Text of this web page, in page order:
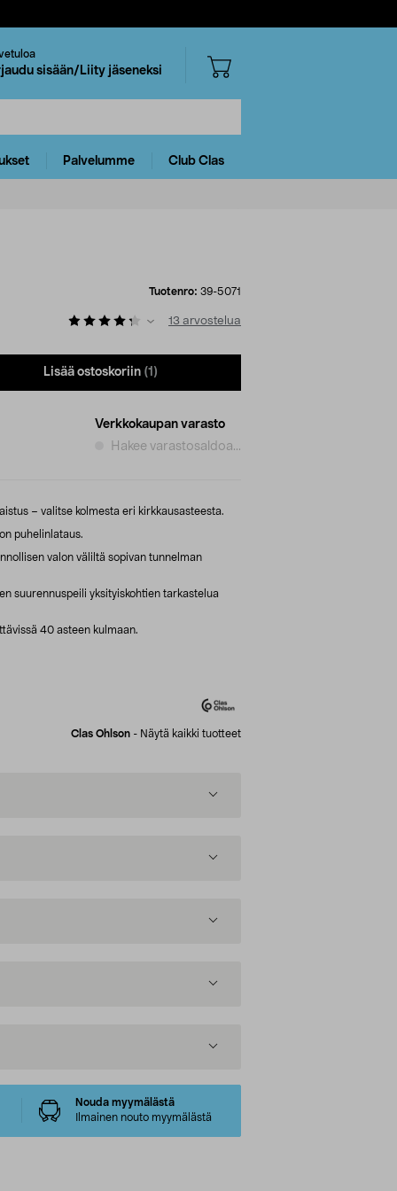
sisään/Liity jäseneksi
Palvelumme Club Clas
Tuotenro: 39-5071
13 arvostelua
Lisää ostoskoriin (1)
Verkkokaupan varasto
Hakee varastosaldoa...
– valitse kolmesta eri kirkkausasteesta.
puhelinlataus.
valon väliltä sopivan tunnelman
suurennuspeili yksityiskohtien tarkastelua
40 asteen kulmaan.
Clas Ohlson - Näytä kaikki tuotteet
Nouda myymälästä
Ilmainen nouto myymälästä